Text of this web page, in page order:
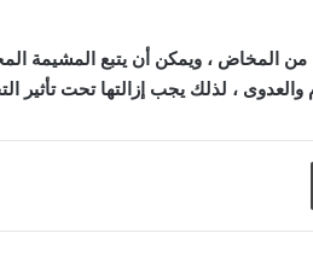
المخاض ، ويمكن أن يتبع المشيمة
، لذلك يجب إزالتها تحت تأثير
طباعة